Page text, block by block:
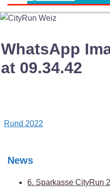
WhatsApp
at 09.34.42
Post
Rund 2022
News
6. Sparkasse CityRun